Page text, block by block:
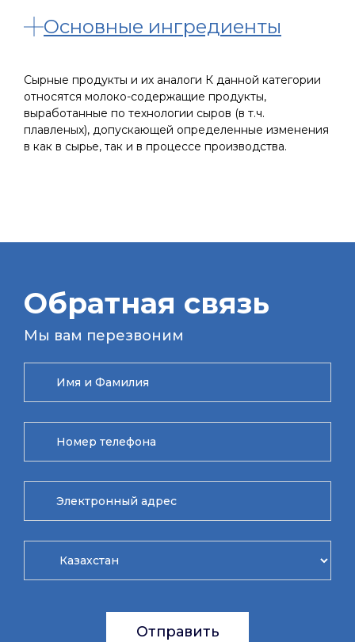
Основные ингредиенты
Сырные продукты и их аналоги К данной категории
относятся молоко-содержащие продукты,
выработанные по технологии сыров (в т.ч.
плавленых), допускающей определенные изменения
в как в сырье, так и в процессе производства.
Обратная связь
Мы вам перезвоним
Отправить